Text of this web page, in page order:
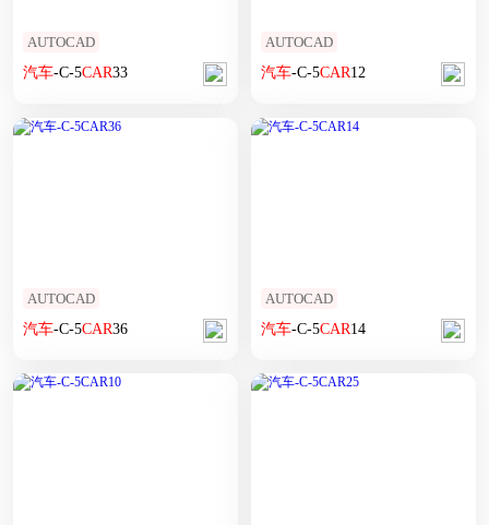
AUTOCAD
汽车-C-5CAR33
AUTOCAD
汽车-C-5CAR12
AUTOCAD
汽车-C-5CAR36
AUTOCAD
汽车-C-5CAR14